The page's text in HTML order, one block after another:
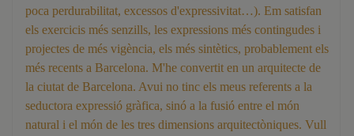
poca perdurabilitat, excessos d'expressivitat…). Em satisfan
els exercicis més senzills, les expressions més contingudes i
projectes de més vigència, els més sintètics, probablement els
més recents a Barcelona. M'he convertit en un arquitecte de
la ciutat de Barcelona. Avui no tinc els meus referents a la
seductora expressió gràfica, sinó a la fusió entre el món
natural i el món de les tres dimensions arquitectòniques. Vull